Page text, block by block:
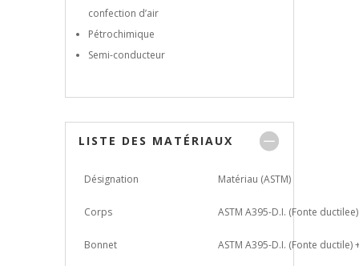
confection d’air
Pétrochimique
Semi-conducteur
LISTE DES MATÉRIAUX
Désignation Matériau (ASTM)
Corps ASTM A395-D.I. (Fonte
Bonnet ASTM A395-D.I. (Fonte